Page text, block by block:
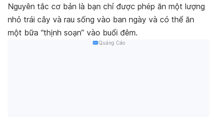
Nguyên tắc cơ bản là bạn chỉ được phép ăn một lượng
nhỏ trái cây và rau sống vào ban ngày và có thể ăn
một bữa “thịnh soạn” vào buổi đêm.
Quảng Cáo